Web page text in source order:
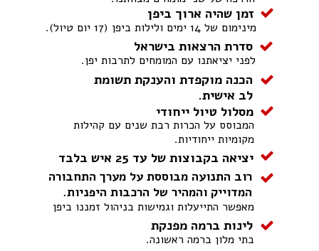
זמן שהיה ארוך ביפן
מינימום של 14 ימים ולילות ביפן (17 יום טיול).
סדרת הרצאות בישראל
לפני יציאתנו עם המומחים לתרבות יפן.
הכנה מוקפדת והענקת תשומת
לב אישית.
המבוסס על הכרות רבת שנים עם קהילות
מקומיות ייחודיות.
מסלול טיול ייחודי
יציאה בקבוצות של עד 25 איש בלבד
רוב התנועה מבוססת על מערך התחבורה
המדוייק והמהיר של הרכבות היפניות.
מאפשר התייעלות וגמישות בניהול זמננו ביפן
לינות ברמה מפנקת
בתי מלון ברמה ראשונה.